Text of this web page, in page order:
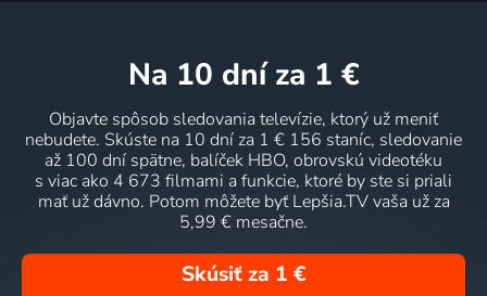
na 10 dní za 1 €
Objavte spôsob sledovania televízie, ktorý už meniť
nebudete. Skúste na 10 dní za 1 € 156 staníc, sledovanie
až 100 dní spätne, balíček HBO, obrovskú videotéku
s viac ako 4 673 filmami a funkcie, ktoré by ste si priali
mať už dávno. Potom môžete byť Lepšia.TV vaša už za
5,99 € mesačne.
Skúsiť za 1 €